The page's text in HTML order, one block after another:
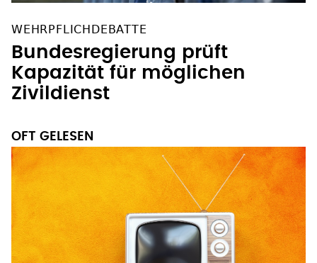
WEHRPFLICHDEBATTE
Bundesregierung prüft
Kapazität für möglichen
Zivildienst
OFT GELESEN